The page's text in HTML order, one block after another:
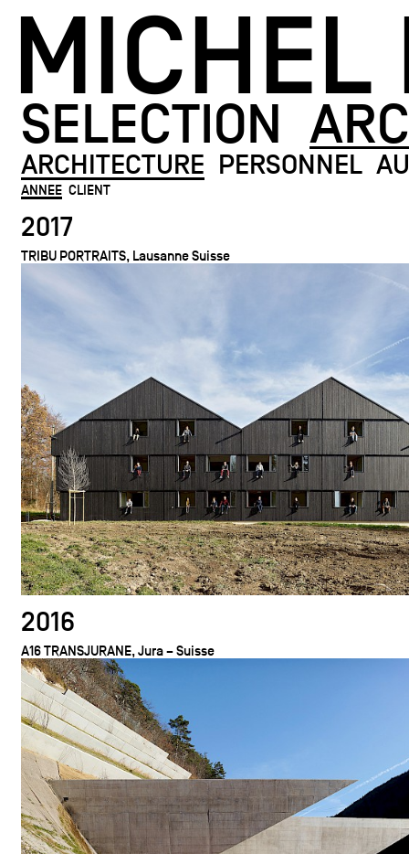
MICHEL
SELECTION
ARCHITECTURE PERSONNEL
ANNEE CLIENT
2017
TRIBU PORTRAITS, Lausanne Suisse
2016
A16 TRANSJURANE, Jura – Suisse